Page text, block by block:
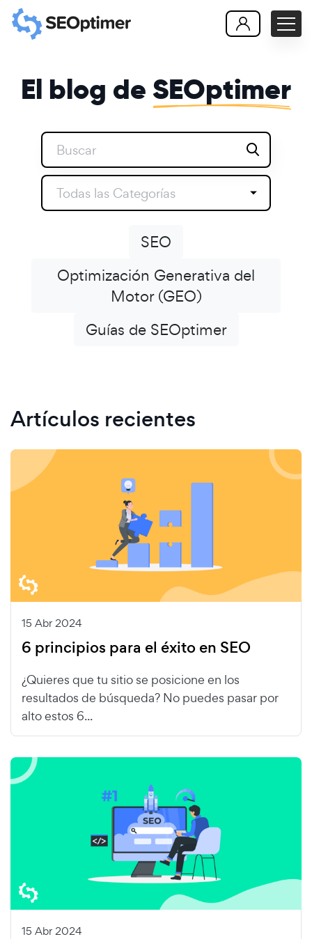
El blog de SEOptimer
Todas las Categorías
SEO
Optimización Generativa del
Motor (GEO)
Guías de SEOptimer
Artículos recientes
15 Abr 2024
6 principios para el éxito en SEO
¿Quieres que tu sitio se posicione en los
resultados de búsqueda? No puedes pasar por
alto estos 6...
15 Abr 2024